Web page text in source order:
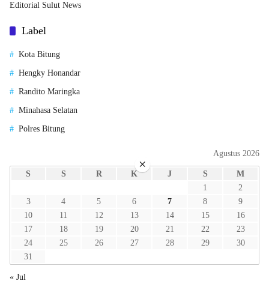
Editorial Sulut News
Label
Kota Bitung
Hengky Honandar
Randito Maringka
Minahasa Selatan
Polres Bitung
Agustus 2026
S S R K J S
M
1
2
3
4 5 6 7 8
9
10
11 12 13 14 15
16
17
18 19 20 21 22
23
24
25 26 27 28 29
30
31
« Jul
×